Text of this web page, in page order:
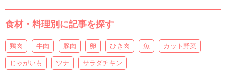
食材・料理別に記事を探す
鶏肉 牛肉 豚肉 卵 ひき肉 魚 カット野菜
じゃがいも ツナ サラダチキン